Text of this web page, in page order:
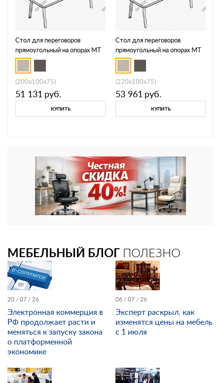
Стол для переговоров
прямоугольный на опорах МТ
МР Б1Б 151
(200x100x75)
51 131 руб.
КУПИТЬ
Стол для переговоров
прямоугольный на опорах МТ
МР Б1Б 152
(220x100x75)
53 961 руб.
КУПИТЬ
МЕБЕЛЬНЫЙ БЛОГ ПОЛЕЗНО
20 / 07 / 26
Электронная коммерция в
РФ продолжает расти и
меняться к запуску закона
о платформенной
экономике
06 / 07 / 26
Эксперт раскрыл, как
изменятся цены на мебель
с 1 июля